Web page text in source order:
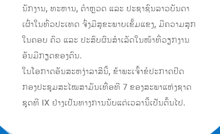
ນັກງານ, ທະຫານ, ຕຳຫຼວດ ແລະ ປະຊາຊົນລາວບັນດາ
ເຜົ່າໃນທົ່ວປະເທດ ຈົ່ງມີສຸຂະພາບເຂັ້ມແຂງ, ມີຄວາມສຸກ
ໃນຄອບ ຄົວ ແລະ ປະສົບຜົນສໍາເລັດໃນໜ້າທີ່ວຽກງານ
ອັນມີກຽດຂອງຕົນ.
ໃນໂອກາດອັນສະຫງ່າລາສີນີ້, ຂ້າພະເຈົ້າຂໍປະກາດປິດ
ກອງປະຊຸມສະໄໝສາມັນເທື່ອທີ 7 ຂອງສະພາແຫ່ງຊາດ
ຊຸດທີ IX ຢ່າງເປັນທາງການນັບແຕ່ເວລານີ້ເປັນຕົ້ນໄປ.